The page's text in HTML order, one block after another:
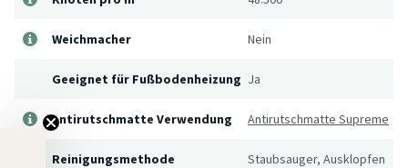
Weichmacher Nein
Geeignet für Fußbodenheizung Ja
Antirutschmatte Verwendung Antirutschmatte Supreme
Reinigungsmethode Staubsauger, Ausklopfen